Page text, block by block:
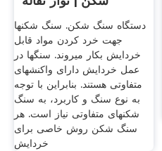
دستگاه سنگ شکن. سنگ شکنها
جهت خرد کردن مواد قابل
خردایش بکار میروند. سنگها در
عمل خردایش دارای واکنشهای
متفاوتی هستند. بنابراین با توجه
به نوع سنگ و کاربرد، به سنگ
شکنهای متفاوتی نیاز است. هر
سنگ شکن روش خاصی برای
خردایش